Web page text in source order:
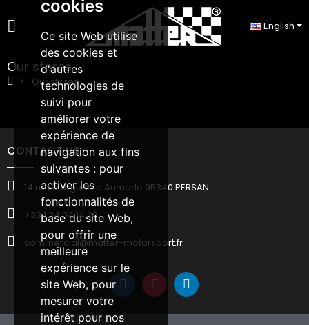
cookies
Ce site Web utilise
des cookies et
d'autres
technologies de
suivi pour
améliorer votre
expérience de
navigation aux fins
suivantes : pour
activer les
fonctionnalités de
base du site Web,
pour offrir une
meilleure
expérience sur le
site Web, pour
mesurer votre
intérêt pour nos
English
Our stores
Our stores
CONTACT US
14 rue Marguerite Aumerle 95340 PERSAN
+33 1 34 04 14 28
commercial@matter-motorsport.fr